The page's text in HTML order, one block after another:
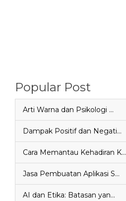
Popular Post
Arti Warna dan Psikologi …
Dampak Positif dan Negati…
Cara Memantau Kehadiran K…
Jasa Pembuatan Aplikasi S…
AI dan Etika: Batasan yan…